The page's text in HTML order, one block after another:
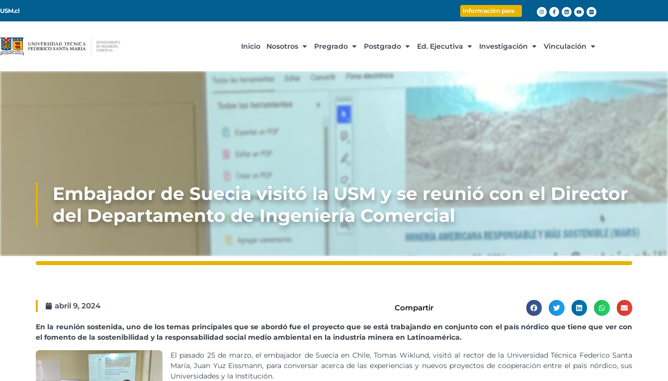
USM.cl Información para
Inicio Nosotros Pregrado Postgrado Ed. Ejecutiva Investigación Vinculación
Embajador de Suecia visitó la USM y se reunió con el Director
del Departamento de Ingeniería Comercial
abril 9, 2024 Compartir
En la reunión sostenida, uno de los temas principales que se abordó fue el proyecto que se está trabajando en conjunto con el país nórdico que tiene que ver con
el fomento de la sostenibilidad y la responsabilidad social medio ambiental en la industria minera en Latinoamérica.
El pasado 25 de marzo, el embajador de Suecia en Chile, Tomas Wiklund, visitó al rector de la Universidad Técnica Federico Santa
María, Juan Yuz Eissmann, para conversar acerca de las experiencias y nuevos proyectos de cooperación entre el país nórdico, sus
Universidades y la Institución.